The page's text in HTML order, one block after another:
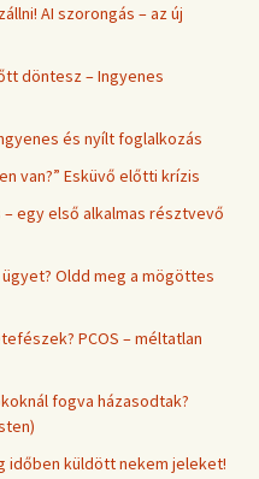
AI szorongás – az új
döntesz – Ingyenes
és nyílt foglalkozás
van?” Esküvő előtti krízis
egy első alkalmas résztvevő
Oldd meg a mögöttes
PCOS – méltatlan
fogva házasodtak?
időben küldött nekem jeleket!